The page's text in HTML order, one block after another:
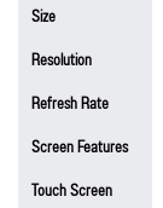
Size
Resolution
Refresh Rate
Screen Features
Touch Screen